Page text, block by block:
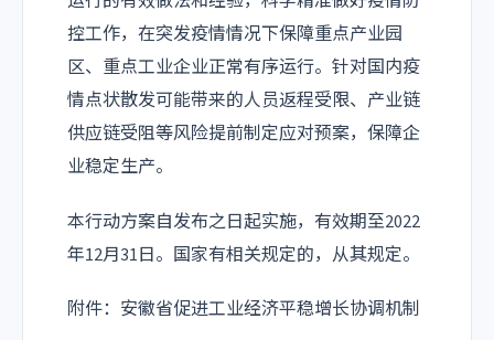
控工作，在突发疫情情况下保障重点产业园
区、重点工业企业正常有序运行。针对国内疫
情点状散发可能带来的人员返程受限、产业链
供应链受阻等风险提前制定应对预案，保障企
业稳定生产。
本行动方案自发布之日起实施，有效期至2022
年12月31日。国家有相关规定的，从其规定。
附件：安徽省促进工业经济平稳增长协调机制